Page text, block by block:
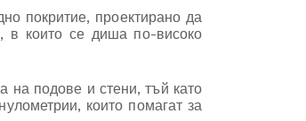
покритие, проектирано да
в които се диша по-високо
на подове и стени, тъй като
които помагат за